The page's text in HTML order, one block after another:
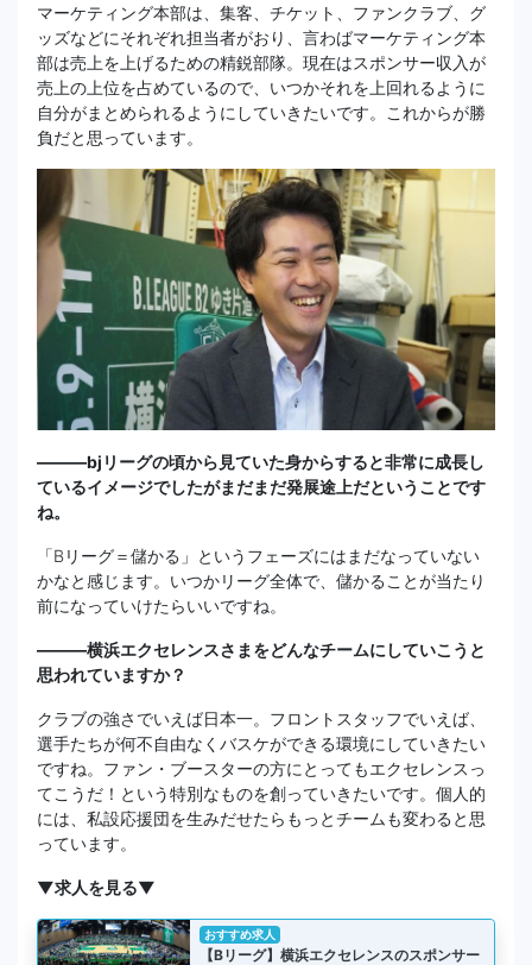
マーケティング本部は、集客、チケット、ファンクラブ、グ
ッズなどにそれぞれ担当者がおり、言わばマーケティング本
部は売上を上げるための精鋭部隊。現在はスポンサー収入が
売上の上位を占めているので、いつかそれを上回れるように
自分がまとめられるようにしていきたいです。これからが勝
負だと思っています。
―――bjリーグの頃から見ていた身からすると非常に成長し
ているイメージでしたがまだまだ発展途上だということです
ね。
「Bリーグ＝儲かる」というフェーズにはまだなっていない
かなと感じます。いつかリーグ全体で、儲かることが当たり
前になっていけたらいいですね。
―――横浜エクセレンスさまをどんなチームにしていこうと
思われていますか？
クラブの強さでいえば日本一。フロントスタッフでいえば、
選手たちが何不自由なくバスケができる環境にしていきたい
ですね。ファン・ブースターの方にとってもエクセレンスっ
てこうだ！という特別なものを創っていきたいです。個人的
には、私設応援団を生みだせたらもっとチームも変わると思
っています。
▼求人を見る▼
おすすめ求人
【Bリーグ】横浜エクセレンスのスポンサー